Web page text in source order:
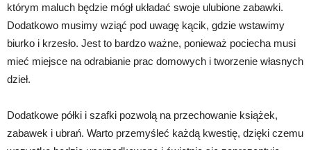
którym maluch będzie mógł układać swoje ulubione zabawki.
Dodatkowo musimy wziąć pod uwagę kącik, gdzie wstawimy
biurko i krzesło. Jest to bardzo ważne, ponieważ pociecha musi
mieć miejsce na odrabianie prac domowych i tworzenie własnych
dzieł.
Dodatkowe półki i szafki pozwolą na przechowanie książek,
zabawek i ubrań. Warto przemyśleć każdą kwestię, dzięki czemu